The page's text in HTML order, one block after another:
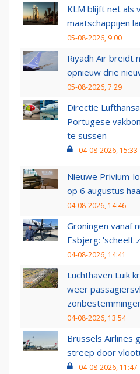
KLM blijft net als
maatschappijen
05-08-2026, 9:00
Riyadh Air breidt
opnieuw drie
05-08-2026, 7:29
Directie
Portugese
te sussen
04-08-2026, 15:33
Nieuwe Privium-
op 6 augustus
04-08-2026, 14:46
Groningen vanaf
Esbjerg: 'scheelt
04-08-2026, 14:41
Luchthaven Luik
weer
04-08-2026, 13:54
Brussels Airlines
streep door
04-08-2026, 11:47